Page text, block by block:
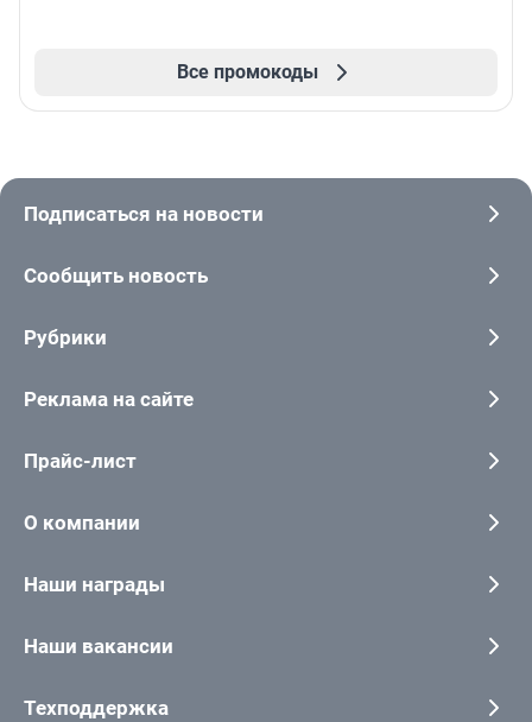
Все промокоды
Подписаться на новости
Сообщить новость
Рубрики
Реклама на сайте
Прайс-лист
О компании
Наши награды
Наши вакансии
Техподдержка